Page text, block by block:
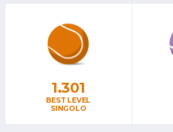
1.301
BEST LEVEL
SINGOLO